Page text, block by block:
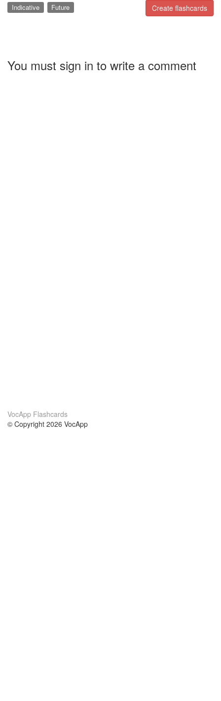
Create flashcards
Indicative Future
You must sign in to write a comment
VocApp Flashcards
© Copyright 2026 VocApp